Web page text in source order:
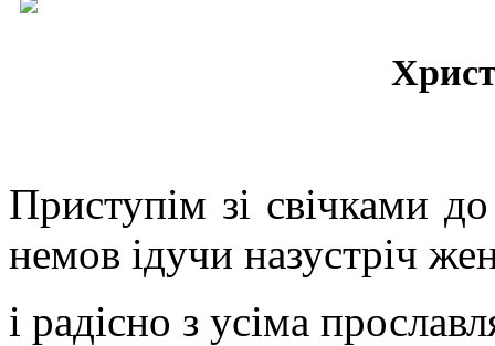
Приступім зі свічками
немов ідучи назустріч
і радісно з усіма